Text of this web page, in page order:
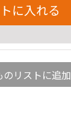
に入れる
のリストに追加